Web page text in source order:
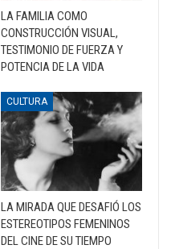
LA FAMILIA COMO
CONSTRUCCIÓN VISUAL,
TESTIMONIO DE FUERZA Y
POTENCIA DE LA VIDA
CULTURA
LA MIRADA QUE DESAFIÓ LOS
ESTEREOTIPOS FEMENINOS
DEL CINE DE SU TIEMPO